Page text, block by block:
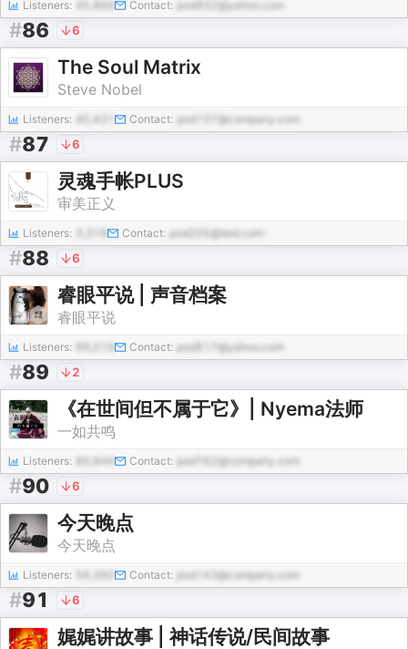
Listeners: 45,899 Contact: pod932@yahoo.com
#86 6
The Soul Matrix
Steve Nobel
Listeners: 40,431 Contact: pod137@company.com
#87 6
灵魂手帐PLUS
审美正义
Listeners: Contact: pod205@test.com
#88 6
睿眼平说 | 声音档案
睿眼平说
Listeners: Contact: pod817@yahoo.com
#89 2
《在世间但不属于它》| Nyema法师
一如共鸣
Listeners: 80,946 Contact: pod782@company.com
#90 6
今天晚点
今天晚点
Listeners: Contact: pod143@company.com
#91 6
娓娓讲故事 | 神话传说/民间故事